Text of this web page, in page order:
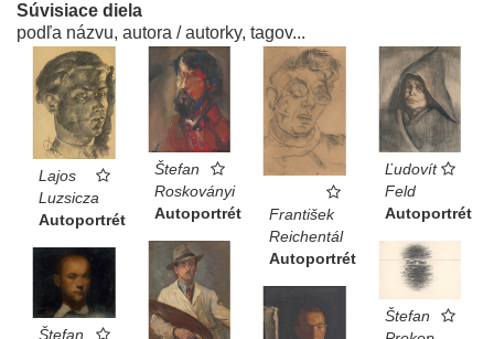
Súvisiace diela
podľa názvu, autora / autorky, tagov...
Lajos
Luzsicza
Autoportrét
Štefan
Roskoványi
Autoportrét
František
Reichentál
Autoportrét
Ľudovít
Feld
Autoportrét
Štefan
Štefan